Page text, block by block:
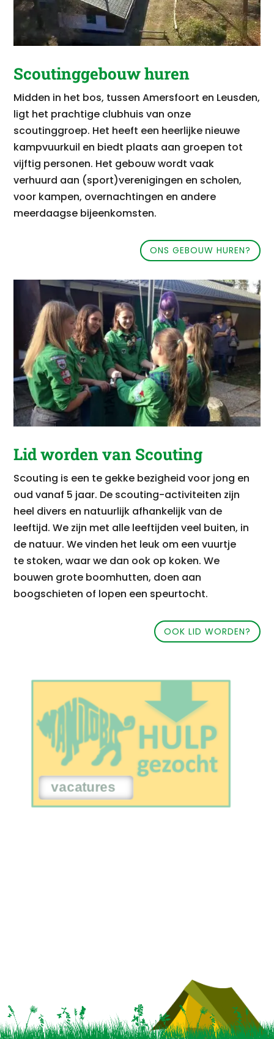
Scoutinggebouw huren
Midden in het bos, tussen Amersfoort en Leusden,
ligt het prachtige clubhuis van onze
scoutinggroep. Het heeft een heerlijke nieuwe
kampvuurkuil en biedt plaats aan groepen tot
vijftig personen. Het gebouw wordt vaak
verhuurd aan (sport)verenigingen en scholen,
voor kampen, overnachtingen en andere
meerdaagse bijeenkomsten.
ONS GEBOUW HUREN?
Lid worden van Scouting
Scouting is een te gekke bezigheid voor jong en
oud vanaf 5 jaar. De scouting-activiteiten zijn
heel divers en natuurlijk afhankelijk van de
leeftijd. We zijn met alle leeftijden veel buiten, in
de natuur. We vinden het leuk om een vuurtje
te stoken, waar we dan ook op koken. We
bouwen grote boomhutten, doen aan
boogschieten of lopen een speurtocht.
OOK LID WORDEN?